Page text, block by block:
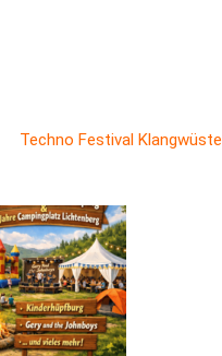
Techno Festival Klangwüste